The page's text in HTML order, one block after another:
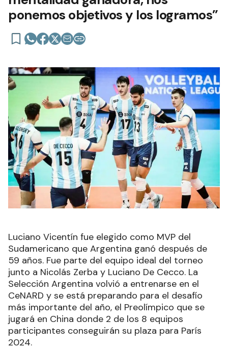
ponemos objetivos y los logramos”
Luciano Vicentín fue elegido como MVP del
Sudamericano que Argentina ganó después de
59 años. Fue parte del equipo ideal del torneo
junto a Nicolás Zerba y Luciano De Cecco. La
Selección Argentina volvió a entrenarse en el
CeNARD y se está preparando para el desafío
más importante del año, el Preolímpico que se
jugará en China donde 2 de los 8 equipos
participantes conseguirán su plaza para París
2024.